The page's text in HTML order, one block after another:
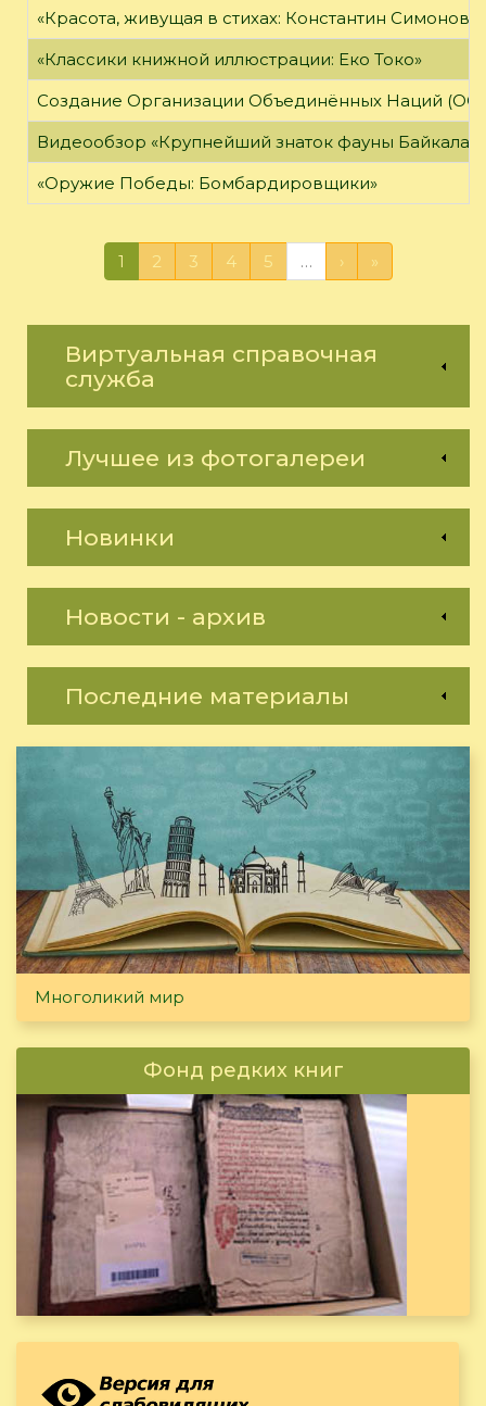
«Красота, живущая в стихах: Константин Симонов»
«Классики книжной иллюстрации: Еко Токо»
Создание Организации Объединённых Наций
Видеообзор «Крупнейший знаток фауны Байкала»
«Оружие Победы: Бомбардировщики»
1 2 3 4 5 … › »
Виртуальная справочная
служба
Лучшее из фотогалереи
Новинки
Новости - архив
Последние материалы
Многоликий мир
Фонд редких книг